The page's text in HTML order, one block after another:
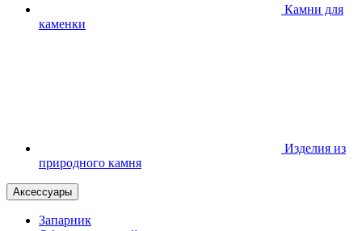
Камни для
каменки
Изделия из
природного камня
Аксессуары
Запарник